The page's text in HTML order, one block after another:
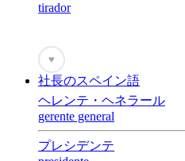
tirador
♥
社長のスペイン語
ヘレンテ・ヘネラール
gerente general
プレシデンテ